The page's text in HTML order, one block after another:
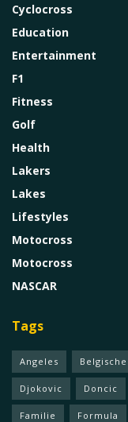
Cyclocross
Education
Entertainment
F1
Fitness
Golf
Health
Lakers
Lakes
Lifestyles
Motocross
Motocross
NASCAR
Tags
Angeles Belgische
Djokovic Doncic
Familie Formula